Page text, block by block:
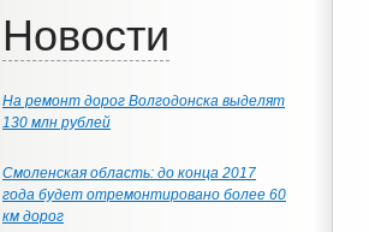
Новости
На ремонт дорог Волгодонска выделят
130 млн рублей
Смоленская область: до конца 2017
года будет отремонтировано более 60
км дорог